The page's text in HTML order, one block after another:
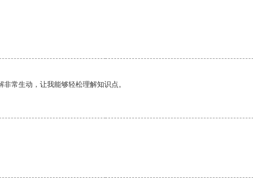
常生动，让我能够轻松理解知识点。